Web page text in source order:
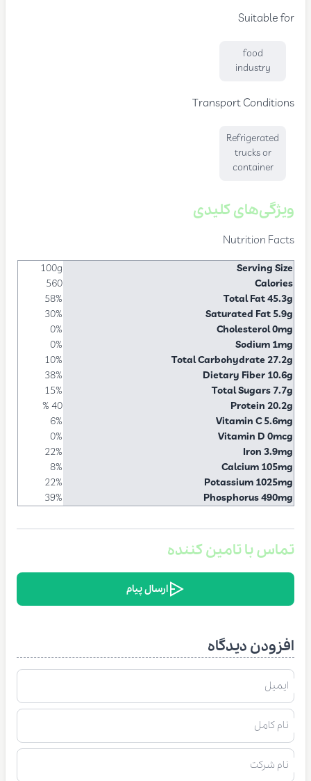
Suitable for
food
industry
Transport Conditions
Refrigerated
trucks or
container
ویژگی‌های کلیدی
Nutrition Facts
Serving Size
100g
Calories
560
Total Fat 45.3g
58%
Saturated Fat 5.9g
30%
Cholesterol 0mg
0%
Sodium 1mg
0%
Total Carbohydrate 27.2g
10%
Dietary Fiber 10.6g
38%
Total Sugars 7.7g
15%
Protein 20.2g
40 %
Vitamin C 5.6mg
6%
Vitamin D 0mcg
0%
Iron 3.9mg
22%
Calcium 105mg
8%
Potassium 1025mg
22%
Phosphorus 490mg
39%
تماس با تامین کننده
ارسال پیام
افزودن دیدگاه
ایمیل
نام کامل
نام شرکت